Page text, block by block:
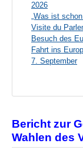
2026
„Was ist
Visite du
Besuch des
Fahrt ins
7. September
Bericht zur
Wahlen des